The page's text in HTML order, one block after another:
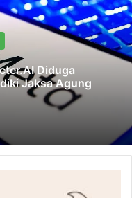
Diduga
Jaksa Agung